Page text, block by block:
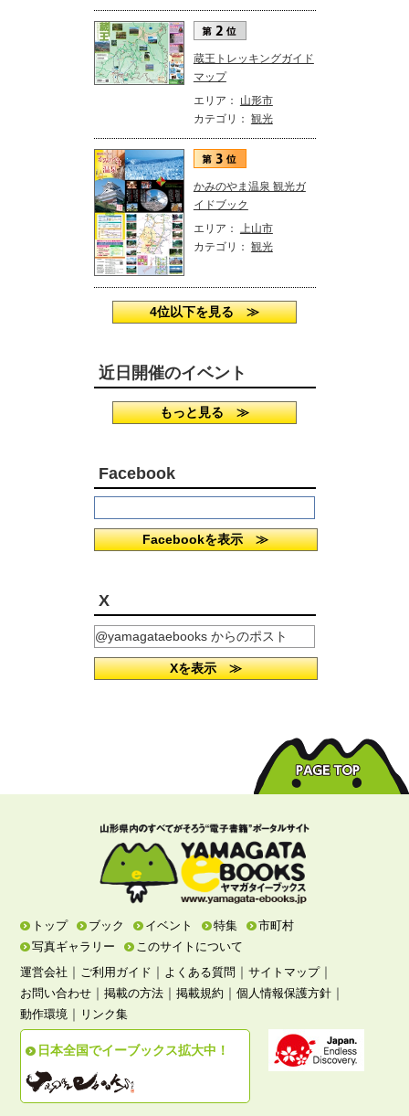
蔵王トレッキングガイド
マップ
エリア： 山形市
カテゴリ： 観光
かみのやま温泉 観光ガ
イドブック
エリア： 上山市
カテゴリ： 観光
4位以下を見る ≫
近日開催のイベント
もっと見る ≫
Facebook
Facebookを表示 ≫
X
@yamagataebooks からのポスト
Xを表示 ≫
トップ ブック イベント 特集
市町村
写真ギャラリー
このサイトについて
運営会社 ｜ ご利用ガイド ｜ よくある質問 ｜サイトマップ｜
お問い合わせ ｜掲載の方法 ｜掲載規約 ｜個人情報保護方針 ｜
動作環境 ｜ リンク集
日本全国でイーブックス拡大中！